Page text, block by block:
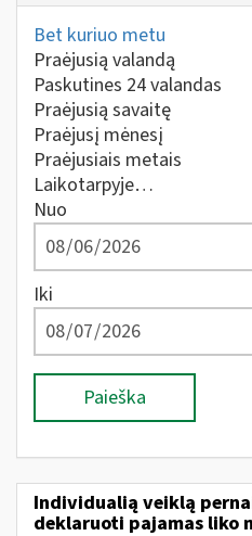
Bet kuriuo metu
Praėjusią valandą
Paskutines 24 valandas
Praėjusią savaitę
Praėjusį mėnesį
Praėjusiais metais
Laikotarpyje…
Nuo
Iki
Paieška
Individualią veiklą
deklaruoti pajamas liko